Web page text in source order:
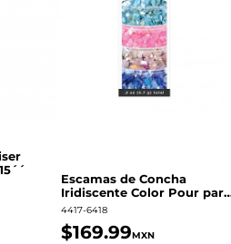
Escamas de Concha
Iridiscente Color Pour para
decoración | 359687
4417-6418
$169.99MXN